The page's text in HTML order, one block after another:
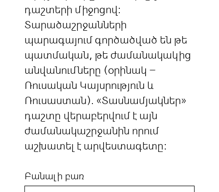
դաշտերի միջոցով:
Տարածաշրջանների
պարագայում գործածված են թե
պատմական, թե ժամանակակից
անվանումները (օրինակ –
Ռուսական Կայսրություն և
Ռուսաստան). «Տասնամյակներ»
դաշտը վերաբերվում է այն
ժամանակաշրջանին որում
աշխատել է արվեստագետը:
Բանալի բառ